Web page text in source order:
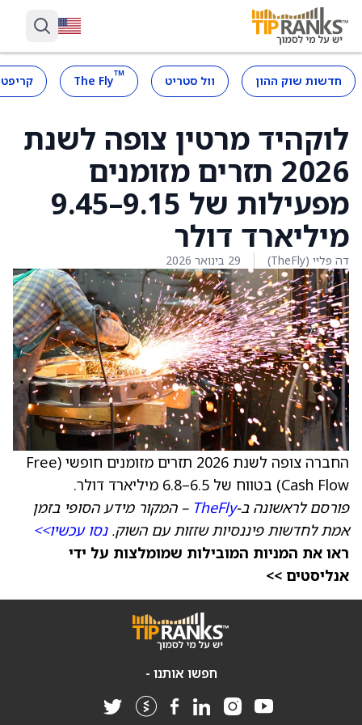
חדשות שוק ההון וול סטריט ™
The Fly
לוקהיד מרטין צופה לשנת
2026 תזרים מזומנים
מפעילות של 9.15–9.45
מיליארד דולר
דה פליי (TheFly) 29 בינואר 2026
החברה צופה לשנת 2026 תזרים מזומנים חופשי (Free
Cash Flow) בטווח של 6.5–6.8 מיליארד דולר.
פורסם לראשונה ב-TheFly – המקור מידע הסופי בזמן
אמת לחדשות פיננסיות שזזות עם השוק.נסו עכשיו>>
ראו את המניות המובילות שמומלצות על ידי
אנליסטים >>
חפשו אותנו -